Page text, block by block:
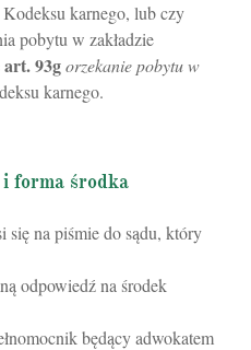
Kodeksu karnego, lub czy
pobytu w zakładzie
art.93gorzekanie pobytu w
karnego.
forma środka
się na piśmie do sądu, który
odpowiedź na środek
będący adwokatem